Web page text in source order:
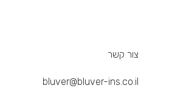
צור קשר
bluver@bluver-ins.co.il